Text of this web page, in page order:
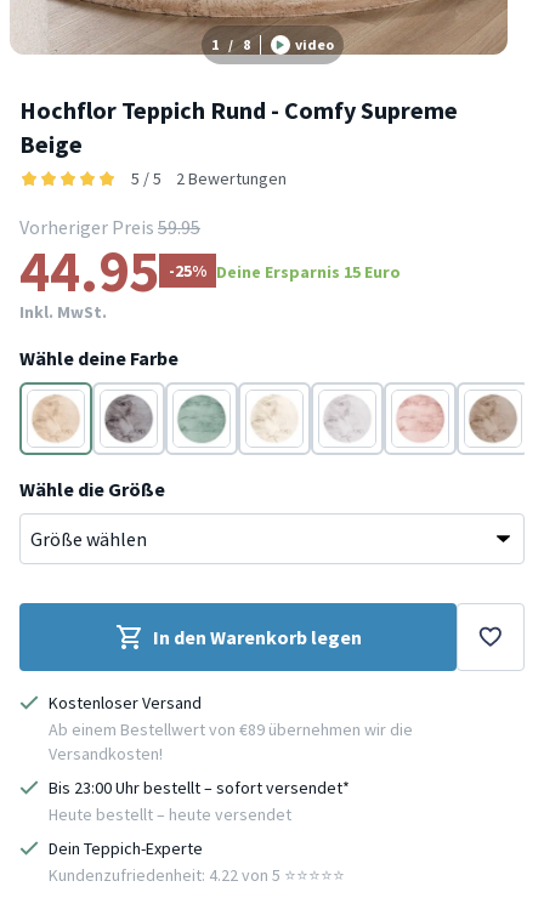
1 / 8 video
Hochflor Teppich Rund - Comfy Supreme
Beige
5 / 5 2 Bewertungen
Vorheriger Preis 59.95
44.95 -25% Deine Ersparnis 15 Euro
Inkl. MwSt.
Wähle deine Farbe
Beige AnthrazitTürkis Creme Grau Rosa Taupe
Wähle die Größe
In den Warenkorb legen
Kostenloser Versand
Ab einem Bestellwert von €89 übernehmen wir die
Versandkosten!
Bis 23:00 Uhr bestellt – sofort versendet*
Heute bestellt – heute versendet
Dein Teppich-Experte
Kundenzufriedenheit: 4.22 von 5 ⭐️⭐️⭐️⭐️⭐️